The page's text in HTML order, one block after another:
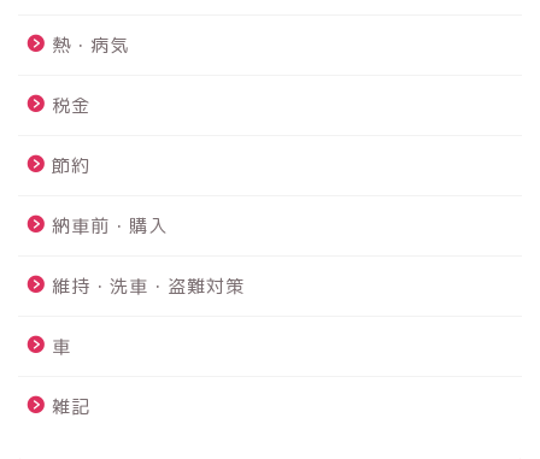
熱・病気
税金
節約
納車前・購入
維持・洗車・盗難対策
車
雑記